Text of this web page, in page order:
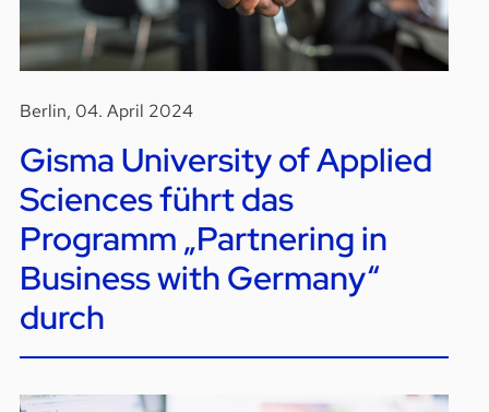
Berlin, 04. April 2024
Gisma University of Applied
Sciences führt das
Programm „Partnering in
Business with Germany“
durch